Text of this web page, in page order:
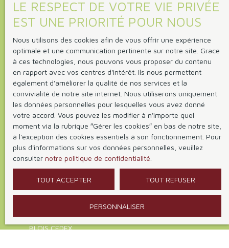
Téléphone
-
Votre message
J'accepte le traitement de mes données personnelles
conformément au RGPD. Si vous ne souhaitez pas faire
l'objet de prospection commerciale par voie
téléphonique, vous pouvez vous inscrire gratuitement
sur la liste d'opposition au démarchage téléphonique,
sur le site Internet www.bloctel.gouv.fr ou par courrier
adressé à :
Société Worldline, Service Bloctel, CS 61311, 41013
BLOIS CEDEX.
LE RESPECT DE VOTRE VIE PRIVÉE
EST UNE PRIORITÉ POUR NOUS
Nous utilisons des cookies afin de vous offrir une expérience
optimale et une communication pertinente sur notre site. Grace
à ces technologies, nous pouvons vous proposer du contenu
en rapport avec vos centres d'intérêt. Ils nous permettent
également d'améliorer la qualité de nos services et la
convivialité de notre site internet. Nous utiliserons uniquement
les données personnelles pour lesquelles vous avez donné
votre accord. Vous pouvez les modifier à n'importe quel
moment via la rubrique ″Gérer les cookies″ en bas de notre site,
à l'exception des cookies essentiels à son fonctionnement. Pour
plus d'informations sur vos données personnelles, veuillez
consulter notre politique de confidentialité
TOUT ACCEPTER TOUT REFUSER
PERSONNALISER